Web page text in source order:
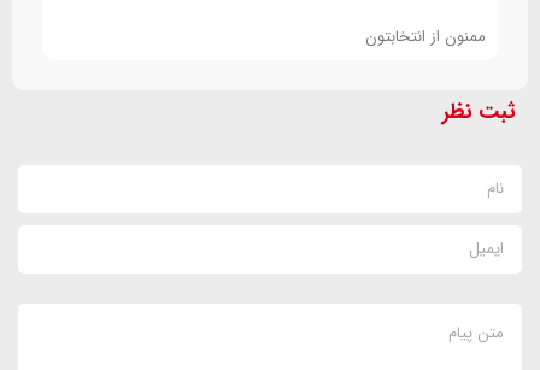
ممنون از انتخابتون
ثبت نظر